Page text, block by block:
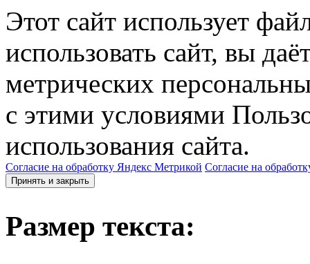
Этот сайт использует
использовать сайт, вы
метрических
с этими условиями
использования сайта.
Согласие на обработку Яндекс Метрикой Согласие на
Принять и закрыть
Размер текста: